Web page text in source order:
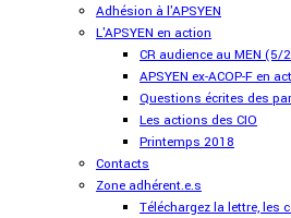
Adhésion à l'APSYEN
L'APSYEN en action
CR audience au MEN (5/
APSYEN ex-ACOP-F en
Questions écrites des
Les actions des CIO
Printemps 2018
Contacts
Zone adhérent.e.s
Téléchargez la lettre, les